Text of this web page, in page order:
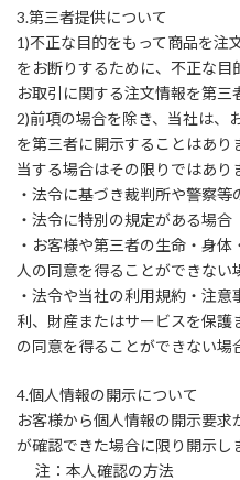
3.第三者提供について
1)不正な目的をもって商品を注
をお断りするために、不正な
お取引に関する注文情報を第三
2)前項の場合を除き、当社は、
を第三者に開示することはあ
当する場合はその限りではあり
・法令に基づき裁判所や警察
・法令に特別の規定がある場合
・お客様や第三者の生命・身
人の同意を得ることができない
・法令や当社の利用規約・注
利、財産またはサービスを保護
の同意を得ることができない場
4.個人情報の開示について
お客様から個人情報の開示要
が確認できた場合に限り開示し
注：本人確認の方法